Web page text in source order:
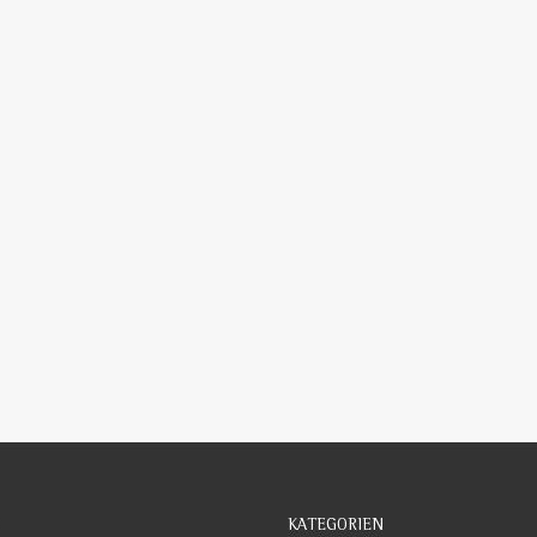
KATEGORIEN